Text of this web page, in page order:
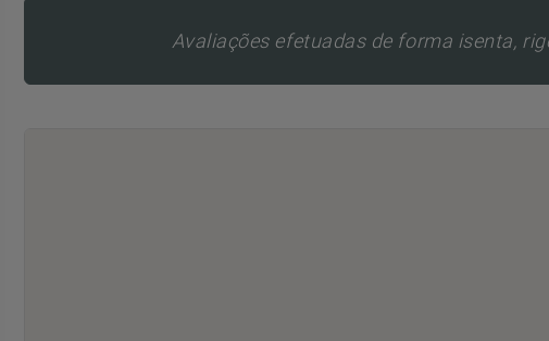
Avaliações efetuadas de forma isenta,